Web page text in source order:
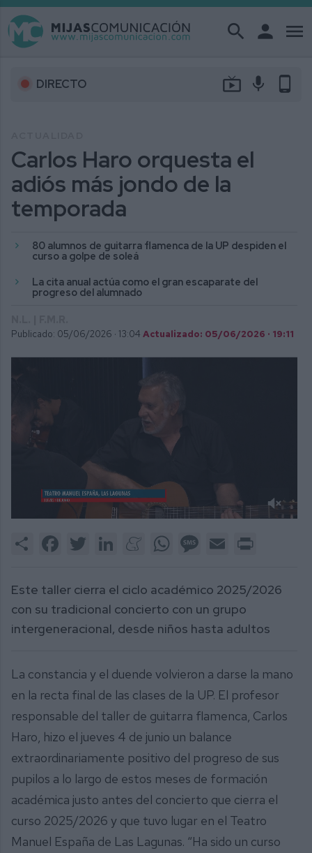
search person menu
DIRECTO live_tv mic phone_android
Carlos Haro orquesta el
adiós más jondo de la
temporada
80 alumnos de guitarra flamenca de la UP despiden el
curso a golpe de soleá
La cita anual actúa como el gran escaparate del
progreso del alumnado
Publicado: 05/06/2026 · 13:04 Actualizado: 05/06/2026 · 19:11
1
Share FacebookTwitter LinkedInMeneameWhatsAppMessage
Email
Este taller cierra el ciclo académico 2025/2026
con su tradicional concierto con un grupo
intergeneracional, desde niños hasta adultos
La constancia y el duende volvieron a darse la mano
en la recta final de las clases de la UP. El profesor
responsable del taller de guitarra flamenca, Carlos
Haro, hizo el jueves 4 de junio un balance
extraordinariamente positivo del progreso de sus
pupilos a lo largo de estos meses de formación
académica justo antes del concierto que cierra el
curso 2025/2026 y que tuvo lugar en el Teatro
Manuel España de Las Lagunas. “Ha sido un curso